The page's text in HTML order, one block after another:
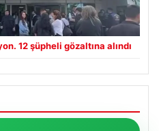
12 şüpheli gözaltına alındı